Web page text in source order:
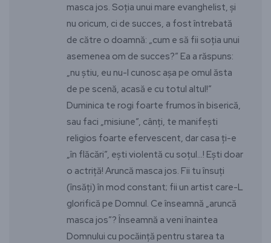
masca jos. Soţia unui mare evanghelist, şi
nu oricum, ci de succes, a fost întrebată
de către o doamnă: „cum e să fii soţia unui
asemenea om de succes?” Ea a răspuns:
„nu ştiu, eu nu-l cunosc aşa pe omul ăsta
de pe scenă, acasă e cu totul altul!”
Duminica te rogi foarte frumos în biserică,
sau faci „misiune”, cânţi, te manifeşti
religios foarte efervescent, dar casa ţi-e
„în flăcări”, eşti violentă cu soţul…! Eşti doar
o actriţă! Aruncă masca jos. Fii tu însuţi
(însăţi) în mod constant; fii un artist care-L
glorifică pe Domnul. Ce înseamnă „aruncă
masca jos”? Înseamnă a veni înaintea
Domnului cu pocăinţă pentru starea ta